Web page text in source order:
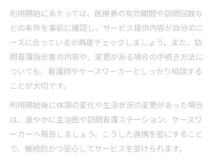
利用開始にあたっては、医療券の有効期間や訪問回数な
どの条件を事前に確認し、サービス提供内容が自分のニ
ーズに合っているか再度チェックしましょう。また、訪
問看護指示書の内容や、変更がある場合の手続き方法に
ついても、看護師やケースワーカーとしっかり相談する
ことが大切です。
利用開始後に体調の変化や生活状況の変更があった場合
は、速やかに主治医や訪問看護ステーション、ケースワ
ーカーへ報告しましょう。こうした連携を密にすること
で、継続的かつ安心してサービスを受けられます。